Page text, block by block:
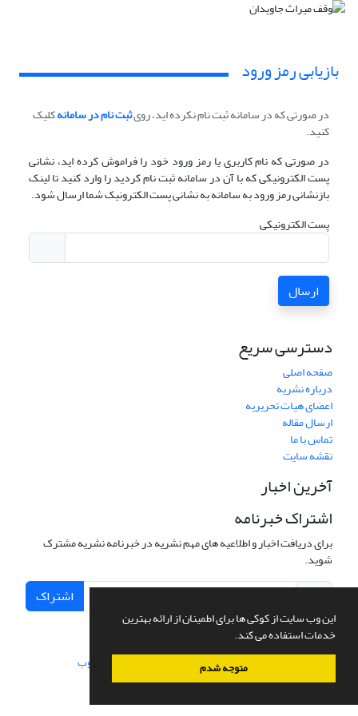
این وب سایت از کوکی ها برای اطمینان از ارائه بهترین
خدمات استفاده می کند.
متوجه شدم
بازیابی رمز ورود
در صورتی که در سامانه ثبت نام نکرده اید، رویثبت نام در سامانهکلیک
کنید.
در صورتی که نام کاربری یا رمز ورود خود را فراموش کرده اید، نشانی
پست الکترونیکی که با آن در سامانه ثبت نام کردید را وارد کنید تا لینک
بازنشانی رمز ورود به سامانه به نشانی پست الکترونیک شما ارسال شود.
پست الکترونیکی
ارسال
دسترسی سریع
صفحه اصلی
درباره نشریه
اعضای هیات تحریریه
ارسال مقاله
تماس با ما
نقشه سایت
آخرین اخبار
اشتراک خبرنامه
برای دریافت اخبار و اطلاعیه های مهم نشریه در خبرنامه نشریه مشترک
شوید.
اشتراک
سامانه مدیریت نشریات علمی.طراحی و پیاده سازی از سیناوب